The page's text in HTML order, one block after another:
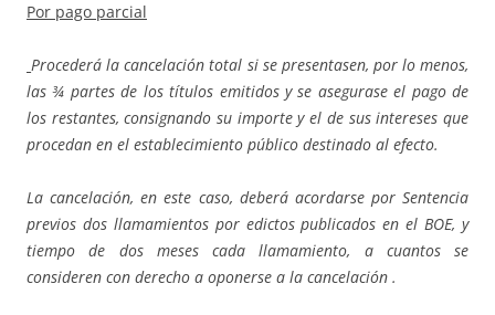
Por pago parcial
Procederá la cancelación total si se presentasen, por lo menos,
las ¾ partes de los títulos emitidos y se asegurase el pago de
los restantes, consignando su importe y el de sus intereses que
procedan en el establecimiento público destinado al efecto.
La cancelación, en este caso, deberá acordarse por Sentencia
previos dos llamamientos por edictos publicados en el BOE, y
tiempo de dos meses cada llamamiento, a cuantos se
consideren con derecho a oponerse a la cancelación .